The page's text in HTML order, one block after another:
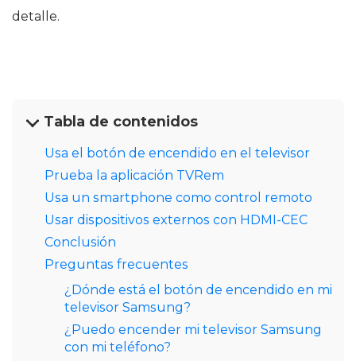
detalle.
Tabla de contenidos
Usa el botón de encendido en el televisor
Prueba la aplicación TVRem
Usa un smartphone como control remoto
Usar dispositivos externos con HDMI-CEC
Conclusión
Preguntas frecuentes
¿Dónde está el botón de encendido en mi
televisor Samsung?
¿Puedo encender mi televisor Samsung
con mi teléfono?